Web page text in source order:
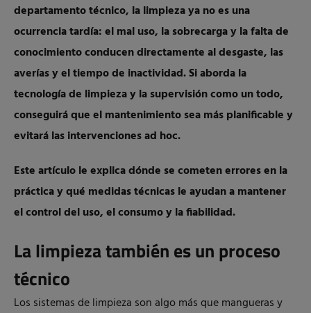
departamento técnico, la limpieza ya no es una
ocurrencia tardía: el mal uso, la sobrecarga y la falta de
conocimiento conducen directamente al desgaste, las
averías y el tiempo de inactividad. Si aborda la
tecnología de limpieza y la supervisión como un todo,
conseguirá que el mantenimiento sea más planificable y
evitará las intervenciones ad hoc.
Este artículo le explica dónde se cometen errores en la
práctica y qué medidas técnicas le ayudan a mantener
el control del uso, el consumo y la fiabilidad.
La limpieza también es un proceso
técnico
Los sistemas de limpieza son algo más que mangueras y